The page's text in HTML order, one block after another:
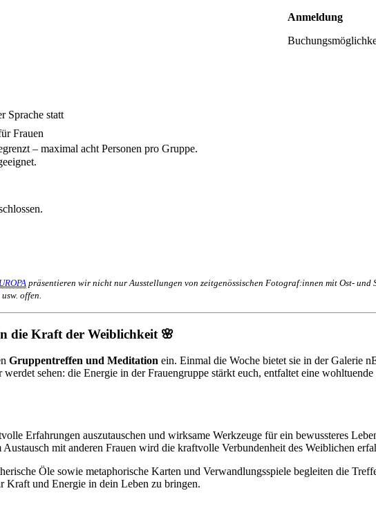
Anmeldung
Sprache statt
Frauen
– maximal acht Personen pro Gruppe.
präsentieren wir nicht nur Ausstellungen von zeitgenössischen Fotograf:innen mit Ost- und
offen.
die Kraft der Weiblichkeit 🌸
Gruppentreffen und Meditation ein. Einmal die Woche bietet sie in der Galerie
sehen: die Energie in der Frauengruppe stärkt euch, entfaltet eine
Erfahrungen auszutauschen und wirksame Werkzeuge für ein bewussteres
mit anderen Frauen wird die kraftvolle Verbundenheit des Weiblichen
Öle sowie metaphorische Karten und Verwandlungsspiele begleiten die
Kraft und Energie in dein Leben zu bringen.